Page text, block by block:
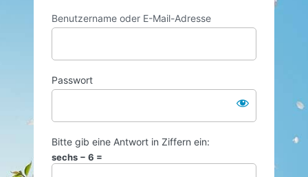
Benutzername oder E-Mail-Adresse
Passwort
Bitte gib eine Antwort in Ziffern ein:
sechs − 6 =